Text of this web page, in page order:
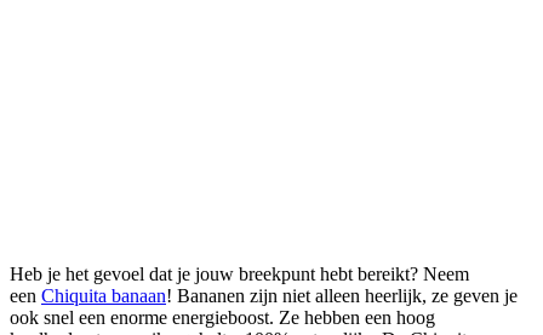
Heb je het gevoel dat je jouw breekpunt hebt bereikt? Neem
een Chiquita banaan! Bananen zijn niet alleen heerlijk, ze geven je
ook snel een enorme energieboost. Ze hebben een hoog